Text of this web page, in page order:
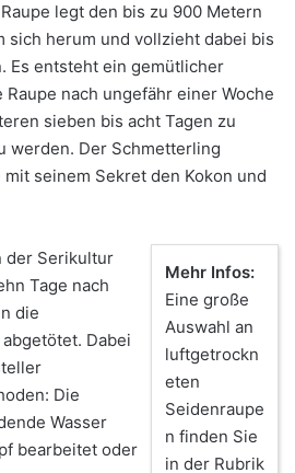
legt den bis zu 900 Metern
sich herum und vollzieht dabei bis
Es entsteht ein gemütlicher
nach ungefähr einer Woche
sieben bis acht Tagen zu
werden. Der Schmetterling
seinem Sekret den Kokon und
Mehr Infos:
Eine große
Auswahl an
luftgetrockn
eten
Seidenraupe
n finden Sie
in der Rubrik
der Serikultur
Tage nach
die
Dabei
Die
Wasser
bearbeitet oder